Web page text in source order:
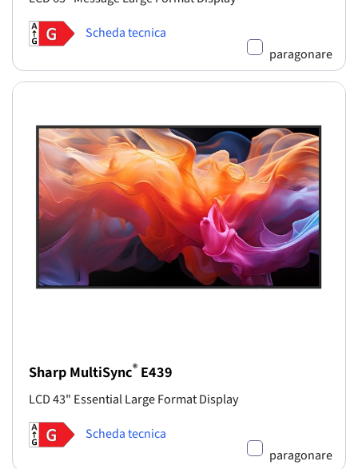
Scheda tecnica
paragonare
Sharp MultiSync® E439
LCD 43" Essential Large Format Display
Scheda tecnica
paragonare